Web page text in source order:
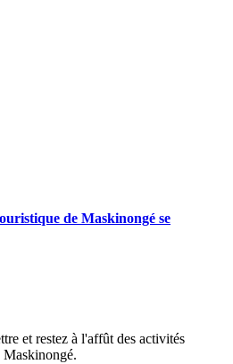
de Maskinongé se
et restez à l'affût des activités